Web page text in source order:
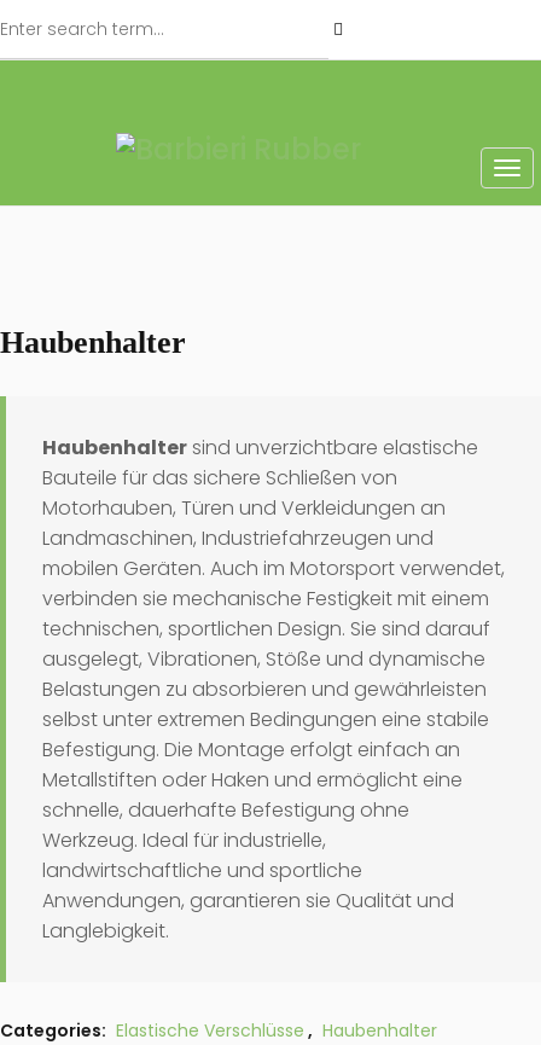
Haubenhalter
Haubenhaltersind unverzichtbare elastische
Bauteile für das sichere Schließen von
Motorhauben, Türen und Verkleidungen an
Landmaschinen, Industriefahrzeugen und
mobilen Geräten. Auch im Motorsport verwendet,
verbinden sie mechanische Festigkeit mit einem
technischen, sportlichen Design. Sie sind darauf
ausgelegt, Vibrationen, Stöße und dynamische
Belastungen zu absorbieren und gewährleisten
selbst unter extremen Bedingungen eine stabile
Befestigung. Die Montage erfolgt einfach an
Metallstiften oder Haken und ermöglicht eine
schnelle, dauerhafte Befestigung ohne
Werkzeug. Ideal für industrielle,
landwirtschaftliche und sportliche
Anwendungen, garantieren sie Qualität und
Langlebigkeit.
Categories: Elastische Verschlüsse , Haubenhalter